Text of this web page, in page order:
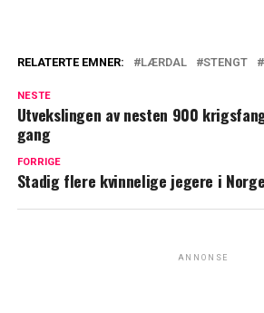
RELATERTE EMNER: LÆRDAL STENGT
NESTE
Utvekslingen av nesten 900
gang
FORRIGE
Stadig flere kvinnelige jegere i Norge
ANNONSE